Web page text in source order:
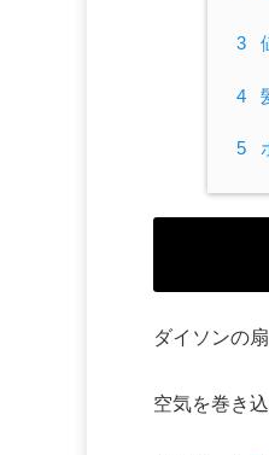
3
4
5
ダイソンの
空気を巻き